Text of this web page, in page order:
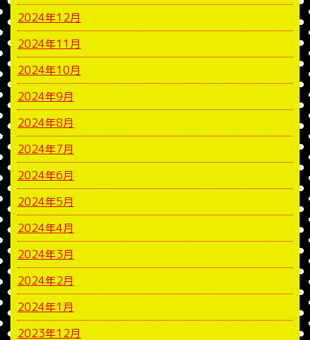
2024年12月
2024年11月
2024年10月
2024年9月
2024年8月
2024年7月
2024年6月
2024年5月
2024年4月
2024年3月
2024年2月
2024年1月
2023年12月